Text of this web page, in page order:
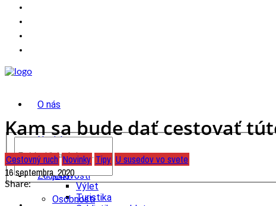
O nás
Novinky
wow
Tipy
Výlet
Turistika
Zaujímavosti
Osobnosti
Kam sa bude dať cestovať
Cestovný ruch Novinky Tipy U susedov vo svete
16 septembra, 2020
Share: